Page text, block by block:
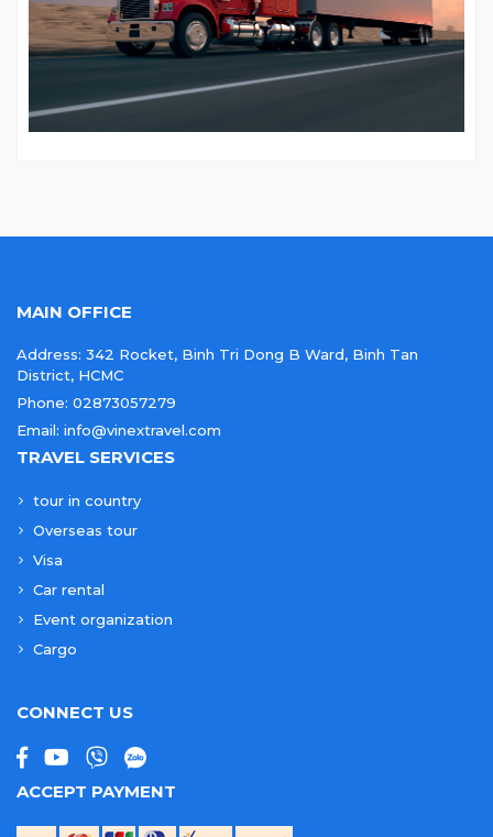
MAIN OFFICE
Address: 342 Rocket, Binh Tri Dong B Ward, Binh Tan
District, HCMC
Phone: 02873057279
Email: info@vinextravel.com
TRAVEL SERVICES
tour in country
Overseas tour
Visa
Car rental
Event organization
Cargo
CONNECT US
ACCEPT PAYMENT